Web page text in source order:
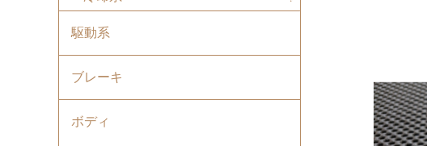
駆動系
ブレーキ
ボディ